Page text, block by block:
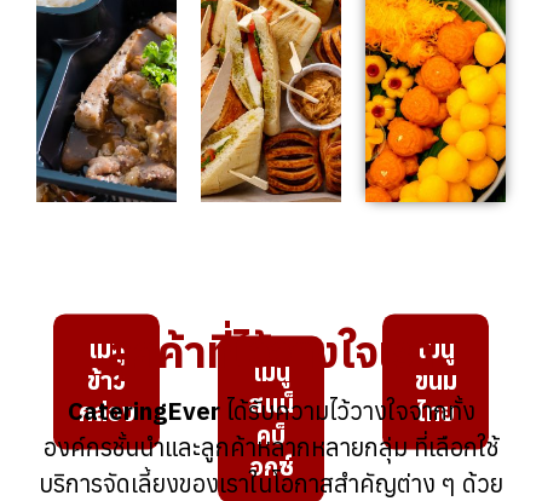
เมนู
ข้าว
กล่อง
เมนู
สแน็
คบ็
อกซ์
เมนู
ขนม
ไทย
ลูกค้าที่ไว้วางใจเรา
CateringEverได้รับความไว้วางใจจากทั้ง
องค์กรชั้นนำและลูกค้าหลากหลายกลุ่ม ที่เลือกใช้
บริการจัดเลี้ยงของเราในโอกาสสำคัญต่าง ๆ ด้วย